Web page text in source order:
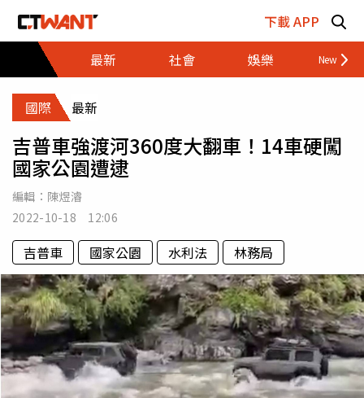
下載 APP
最新
社會 娛樂 財經
國際 最新
吉普車強渡河360度大翻車！14車硬闖
國家公園遭逮
編輯： 陳煜濬
2022-10-18 12:06
吉普車 國家公園 水利法 林務局